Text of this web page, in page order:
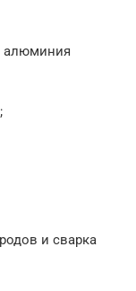
алюминия
и сварка